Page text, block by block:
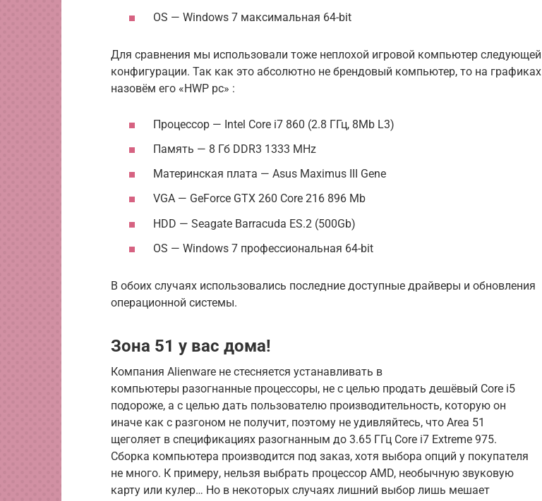
OS — Windows 7 максимальная 64-bit
Для сравнения мы использовали тоже неплохой игровой компьютер следующей
конфигурации. Так как это абсолютно не брендовый компьютер, то на графиках
назовём его «HWP pc» :
Процессор — Intel Core i7 860 (2.8 ГГц, 8Mb L3)
Память — 8 Гб DDR3 1333 MHz
Материнская плата — Asus Maximus III Gene
VGA — GeForce GTX 260 Core 216 896 Mb
HDD — Seagate Barracuda ES.2 (500Gb)
OS — Windows 7 профессиональная 64-bit
В обоих случаях использовались последние доступные драйверы и обновления
операционной системы.
Зона 51 у вас дома!
Компания Alienware не стесняется устанавливать в
компьютеры разогнанные процессоры, не с целью продать дешёвый Core i5
подороже, а с целью дать пользователю производительность, которую он
иначе как с разгоном не получит, поэтому не удивляйтесь, что Area 51
щеголяет в спецификациях разогнанным до 3.65 ГГц Core i7 Extreme 975.
Сборка компьютера производится под заказ, хотя выбора опций у покупателя
не много. К примеру, нельзя выбрать процессор AMD, необычную звуковую
карту или кулер… Но в некоторых случаях лишний выбор лишь мешает